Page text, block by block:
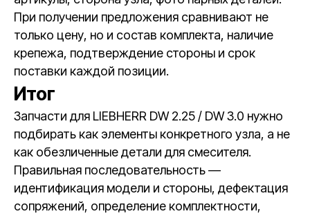
При получении предложения сравнивают не
только цену, но и состав комплекта, наличие
крепежа, подтверждение стороны и срок
поставки каждой позиции.
Итог
Запчасти для LIEBHERR DW 2.25 / DW 3.0 нужно
подбирать как элементы конкретного узла, а не
как обезличенные детали для смесителя.
Правильная последовательность —
идентификация модели и стороны, дефектация
сопряжений, определение комплектности,